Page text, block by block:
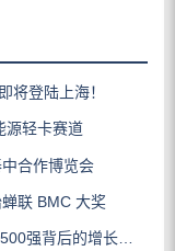
将登陆上海！
源轻卡赛道
合作博览会
联 BMC 大奖
背后的增长逻辑